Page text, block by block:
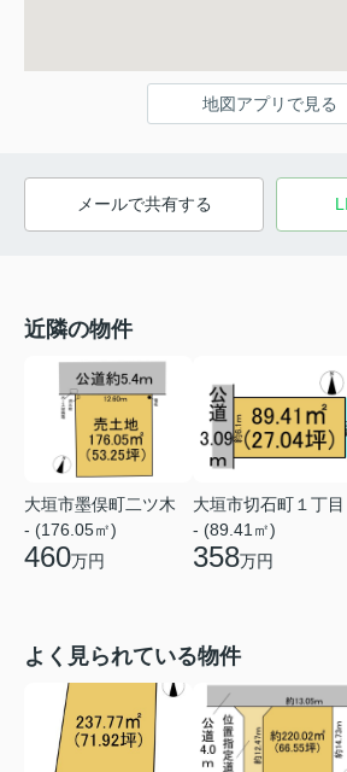
地図アプリで見る
メールで共有する
近隣の物件
大垣市墨俣町二ツ木
- (176.05㎡)
460万円
大垣市切石町１丁目
- (89.41㎡)
358万円
よく見られている物件